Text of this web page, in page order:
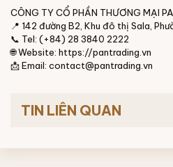
CÔNG TY CỔ PHẦN THƯƠNG MẠI
📍 142 đường B2, Khu đô thị Sala,
📞 Tel: (+84) 28 3840 2222
🌐 Website: https://pantrading.vn
📩 Email: contact@pantrading.vn
TIN LIÊN QUAN